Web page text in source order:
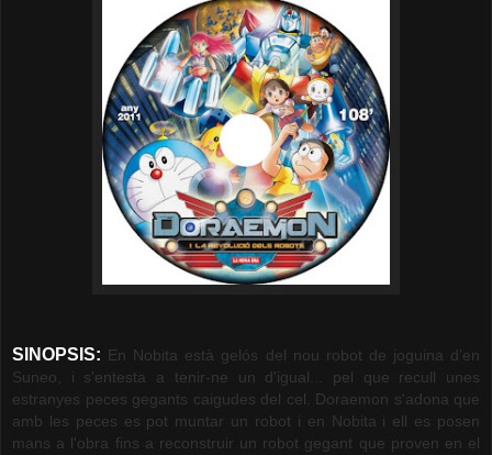
SINOPSIS: En Nobita està gelós del nou robot de joguina d'en
Suneo, i s'entesta a tenir-ne un d'igual... pel que recull unes
estranyes peces gegants caigudes del cel. Doraemon s'adona que
amb les peces es pot muntar un robot i en Nobita i ell es posen
mans a l'obra fins a reconstruir un robot gegant que proven en el